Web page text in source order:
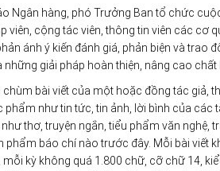
Ngân hàng, phó Trưởng Ban tổ chức
viên, cộng tác viên, thông tin viên các cơ
ánh ý kiến đánh giá, phản biện và trao
giải pháp hoàn thiện, nâng cao chất
bài viết của một hoặc đồng tác giả,
phẩm như tin tức, tin ảnh, lời bình của các
thơ, truyện ngắn, tiểu phẩm văn nghệ,
báo chí nào trước đây. Mỗi bài viết
kỳ không quá 1.800 chữ, cỡ chữ 14,